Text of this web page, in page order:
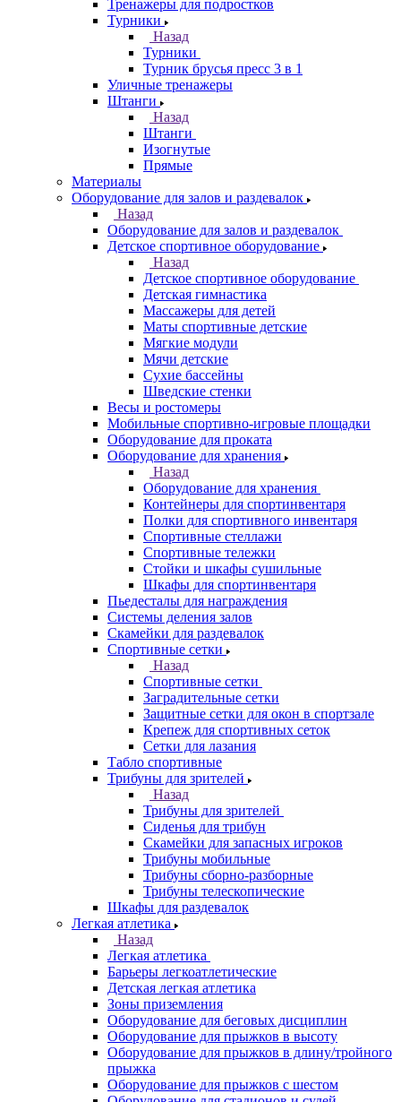
Тренажеры для подростков
Турники
Назад
Турники
Турник брусья пресс 3 в 1
Уличные тренажеры
Штанги
Назад
Штанги
Изогнутые
Прямые
Материалы
Оборудование для залов и раздевалок
Назад
Оборудование для залов и раздевалок
Детское спортивное оборудование
Назад
Детское спортивное оборудование
Детская гимнастика
Массажеры для детей
Маты спортивные детские
Мягкие модули
Мячи детские
Сухие бассейны
Шведские стенки
Весы и ростомеры
Мобильные спортивно-игровые площадки
Оборудование для проката
Оборудование для хранения
Назад
Оборудование для хранения
Контейнеры для спортинвентаря
Полки для спортивного инвентаря
Спортивные стеллажи
Спортивные тележки
Стойки и шкафы сушильные
Шкафы для спортинвентаря
Пьедесталы для награждения
Системы деления залов
Скамейки для раздевалок
Спортивные сетки
Назад
Спортивные сетки
Заградительные сетки
Защитные сетки для окон в спортзале
Крепеж для спортивных сеток
Сетки для лазания
Табло спортивные
Трибуны для зрителей
Назад
Трибуны для зрителей
Сиденья для трибун
Скамейки для запасных игроков
Трибуны мобильные
Трибуны сборно-разборные
Трибуны телескопические
Шкафы для раздевалок
Легкая атлетика
Назад
Легкая атлетика
Барьеры легкоатлетические
Детская легкая атлетика
Зоны приземления
Оборудование для беговых дисциплин
Оборудование для прыжков в высоту
Оборудование для прыжков в длину/тройного
прыжка
Оборудование для прыжков с шестом